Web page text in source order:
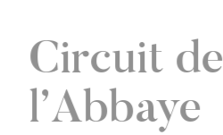
Circuit de
l’Abbaye